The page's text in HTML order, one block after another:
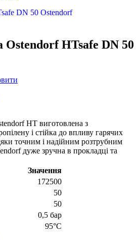
HTsafe DN 50
HT виготовлена з
і стійка до впливу гарячих
точним і надійним розтрубним
дуже зручна в прокладці та
Значення
172500
50
50
0,5 бар
95°С